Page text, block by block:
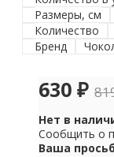
Размеры, см
Количество
Бренд
630 ₽
Нет в
Сообщить о
Ваша